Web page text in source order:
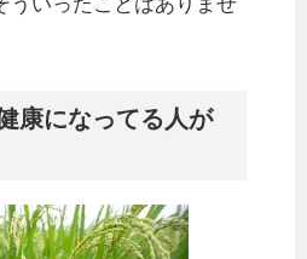
康になってる人が